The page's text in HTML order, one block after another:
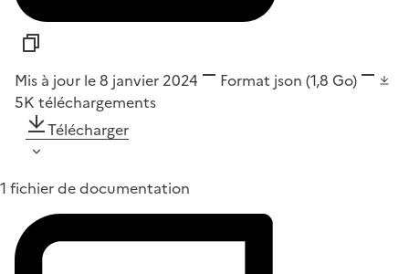
Mis à jour le 8 janvier 2024 Format json (1,8 Go)
5K téléchargements
Télécharger
1 fichier de documentation